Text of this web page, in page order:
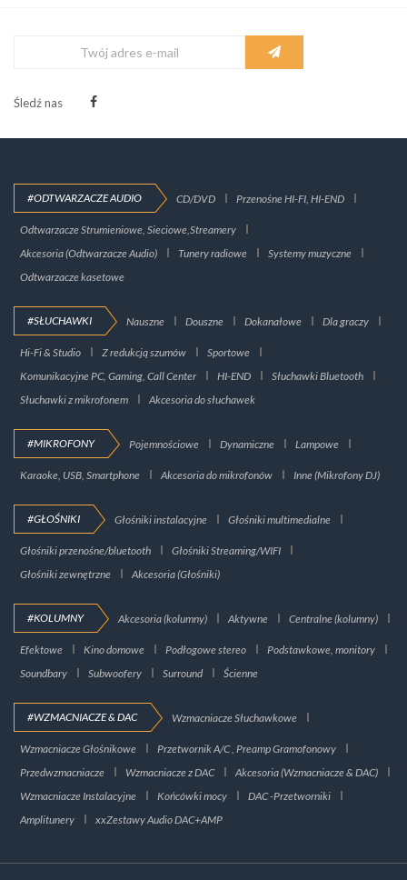
Śledź nas
#ODTWARZACZE AUDIO CD/DVD Przenośne HI-FI, HI-END
Odtwarzacze Strumieniowe, Sieciowe,Streamery
Akcesoria (Odtwarzacze Audio)
Tunery radiowe
Systemy muzyczne
Odtwarzacze kasetowe
#SŁUCHAWKI Nauszne Douszne Dokanałowe Dla graczy
Hi-Fi & Studio Z redukcją szumów
Sportowe
Komunikacyjne PC, Gaming, Call Center
HI-END
Słuchawki Bluetooth
Słuchawki z mikrofonem
Akcesoria do słuchawek
#MIKROFONY Pojemnościowe Dynamiczne Lampowe
Karaoke, USB, Smartphone Akcesoria do mikrofonów Inne (Mikrofony DJ)
#GŁOŚNIKI Głośniki instalacyjne Głośniki multimedialne
Głośniki przenośne/bluetooth
Głośniki Streaming/WIFI
Głośniki zewnętrzne
Akcesoria (Głośniki)
#KOLUMNY Akcesoria (kolumny) Aktywne Centralne (kolumny)
Efektowe Kino domowe Podłogowe stereo
Podstawkowe, monitory
Soundbary
Subwoofery Surround Ścienne
#WZMACNIACZE & DAC Wzmacniacze Słuchawkowe
Wzmacniacze Głośnikowe
Przetwornik A/C , Preamp Gramofonowy
Przedwzmacniacze
Wzmacniacze z DAC
Akcesoria (Wzmacniacze & DAC)
Wzmacniacze Instalacyjne
Końcówki mocy
DAC -Przetworniki
Amplitunery
xxZestawy Audio DAC+AMP